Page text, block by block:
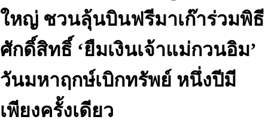
ใหญ่ ชวนลุ้นบินฟรีมาเก๊าร่วมพิธี
ศักดิ์สิทธิ์ ‘ยืมเงินเจ้าแม่กวนอิม’
วันมหาฤกษ์เบิกทรัพย์ หนึ่งปีมี
เพียงครั้งเดียว